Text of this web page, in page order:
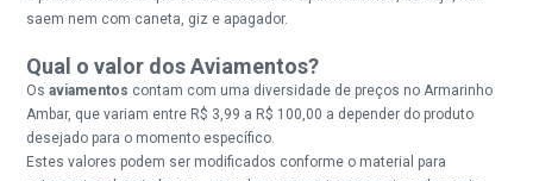
saem nem com caneta, giz e apagador.
Qual o valor dos Aviamentos?
Osaviamentos contam com uma diversidade de preços no Armarinho
Ambar, que variam entre R$ 3,99 a R$ 100,00 a depender do produto
desejado para o momento específico.
Estes valores podem ser modificados conforme o material para